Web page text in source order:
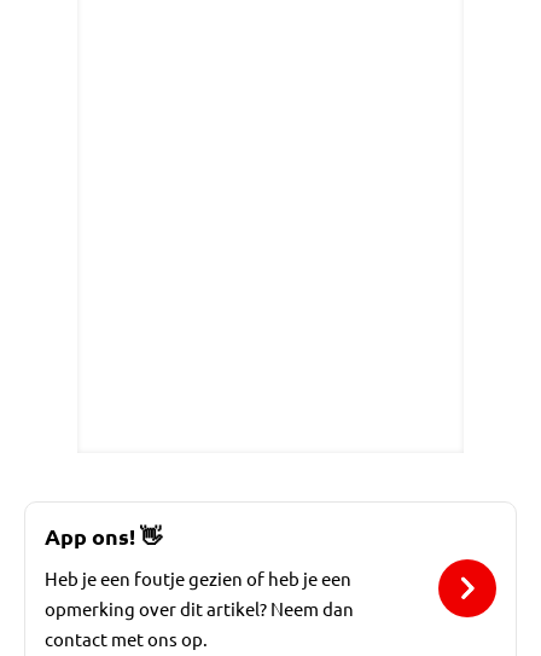
App ons!👋
Heb je een foutje gezien of heb je een
opmerking over dit artikel? Neem dan
contact met ons op.